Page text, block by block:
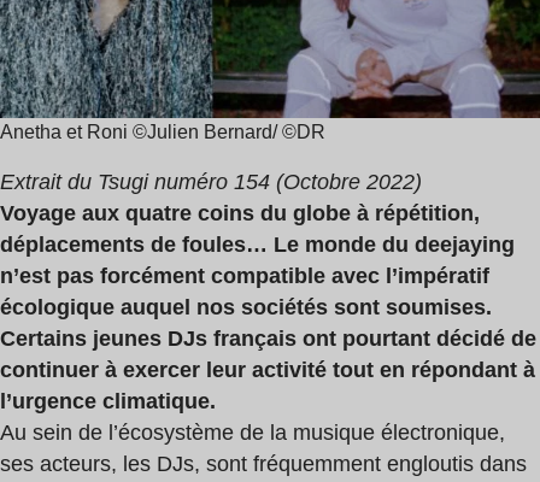
Anetha et Roni ©Julien Bernard/ ©DR
Extrait du Tsugi numéro 154 (Octobre 2022)
Voyage aux quatre coins du globe à répétition,
déplacements de foules… Le monde du deejaying
n’est pas forcément compatible avec l’impératif
écologique auquel nos sociétés sont soumises.
Certains jeunes DJs français ont pourtant décidé de
continuer à exercer leur activité tout en répondant à
l’urgence climatique.
Au sein de l’écosystème de la musique électronique,
ses acteurs, les DJs, sont fréquemment engloutis dans